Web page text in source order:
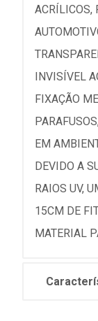
ACRÍLICOS,
INVISÍVEL
FIXAÇÃO
EM
DEVIDO A
RAIOS UV,
15CM DE
MATERIAL